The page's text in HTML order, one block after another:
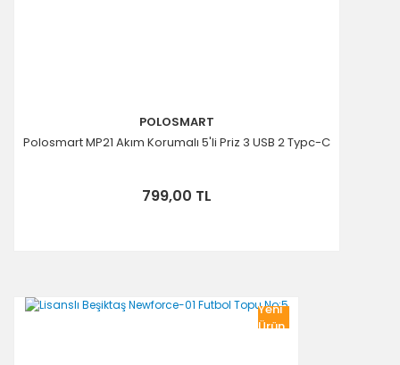
POLOSMART
Polosmart MP21 Akım Korumalı 5'li Priz 3 USB 2 Typc-C
799,00 TL
Yeni
Ürün